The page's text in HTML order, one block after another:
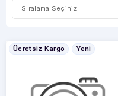
Access
Pointler
Diskleri
FİYAT
Ücretsiz Kargo Yeni